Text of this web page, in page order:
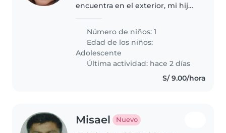
encuentra en el exterior, mi hijo
de casa, es muy cariñoso,
respetuoso y no deseo que se
sienta solo ya que trabajo hasta..
Número de niños: 1
Edad de los niños:
Adolescente
Última actividad: hace 2 días
S/ 9.00/hora
Misael Nuevo